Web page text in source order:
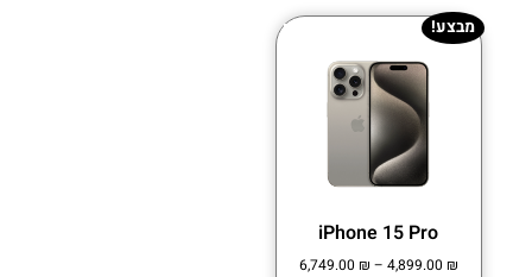
מבצע!
iPhone 15 Pro
4,899.00 ₪
–
6,749.00 ₪